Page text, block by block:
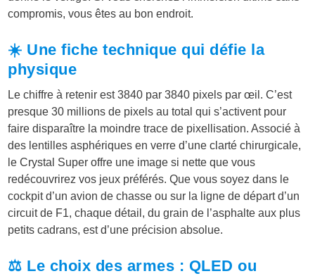
compromis, vous êtes au bon endroit.
☀️ Une fiche technique qui défie la
physique
Le chiffre à retenir est 3840 par 3840 pixels par œil. C’est
presque 30 millions de pixels au total qui s’activent pour
faire disparaître la moindre trace de pixellisation. Associé à
des lentilles asphériques en verre d’une clarté chirurgicale,
le Crystal Super offre une image si nette que vous
redécouvrirez vos jeux préférés. Que vous soyez dans le
cockpit d’un avion de chasse ou sur la ligne de départ d’un
circuit de F1, chaque détail, du grain de l’asphalte aux plus
petits cadrans, est d’une précision absolue.
⚖️ Le choix des armes : QLED ou